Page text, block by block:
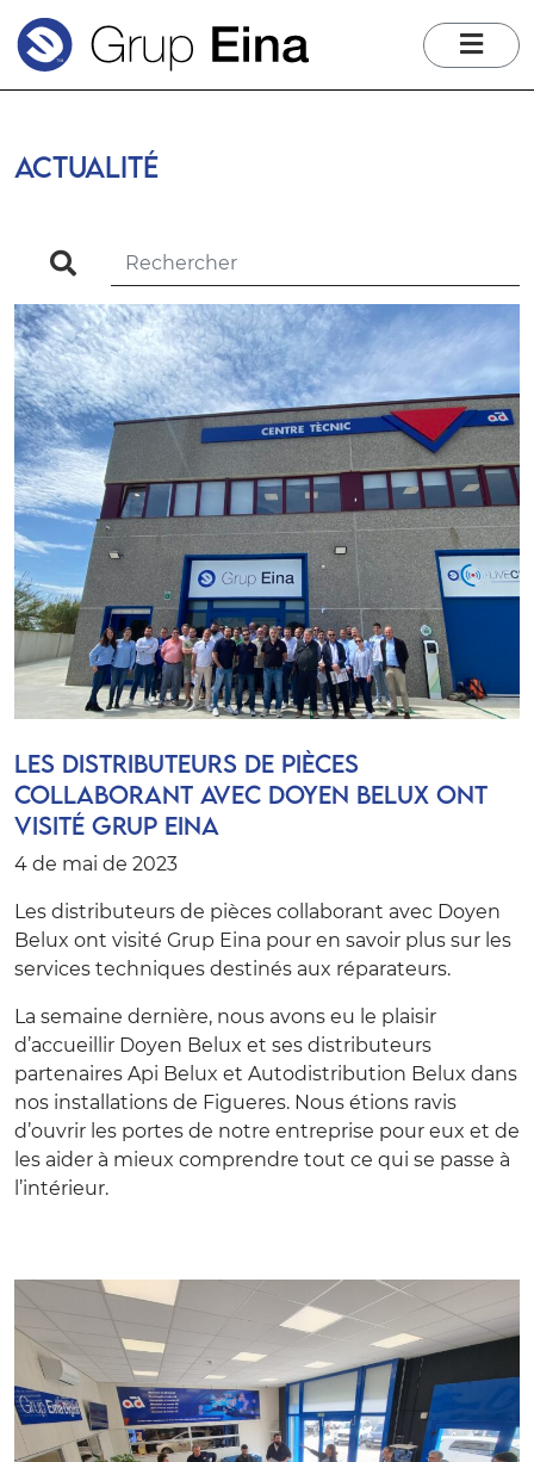
ACTUALITÉ
search
Les distributeurs de pièces
collaborant avec Doyen Belux ont
visité Grup Eina
4 de mai de 2023
Les distributeurs de pièces collaborant avec Doyen
Belux ont visité Grup Eina pour en savoir plus sur les
services techniques destinés aux réparateurs.
La semaine dernière, nous avons eu le plaisir
d’accueillir Doyen Belux et ses distributeurs
partenaires Api Belux et Autodistribution Belux dans
nos installations de Figueres. Nous étions ravis
d’ouvrir les portes de notre entreprise pour eux et de
les aider à mieux comprendre tout ce qui se passe à
l’intérieur.